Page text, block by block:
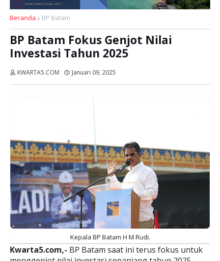
Beranda BP Batam
BP Batam Fokus Genjot Nilai
Investasi Tahun 2025
KWARTA5.COM Januari 09, 2025
Kepala BP Batam H M Rudi.
Kwarta5.com,- BP Batam saat ini terus fokus untuk